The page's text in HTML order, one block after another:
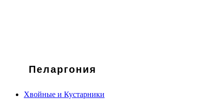
Пеларгония
Хвойные и Кустарники